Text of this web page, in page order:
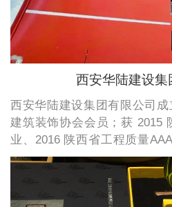
西安华陆建设集
西安华陆建设集团有限公司
建筑装饰协会会员；获 2015
业、2016 陕西省工程质量
全施工先进单位。公司通过
证、ISO14001 环境管理体系
健康安全管理体系认证。